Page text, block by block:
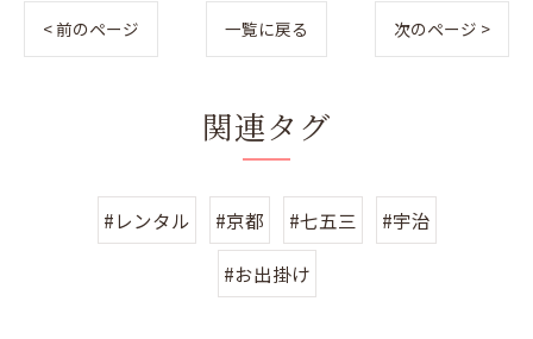
< 前のページ 一覧に戻る 次のページ >
関連タグ
#レンタル #京都 #七五三 #宇治
#お出掛け